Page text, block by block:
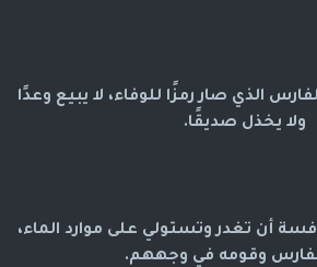
الذي صار رمزًا للوفاء، لا يبيع وعدًا
ولا يخذل صديقًا.
أن تغدر وتستولي على موارد الماء،
وقومه في وجههم.